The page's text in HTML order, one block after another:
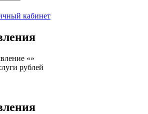
кабинет
«»
рублей